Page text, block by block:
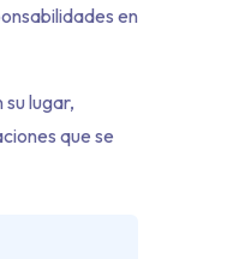
en
su lugar,
que se